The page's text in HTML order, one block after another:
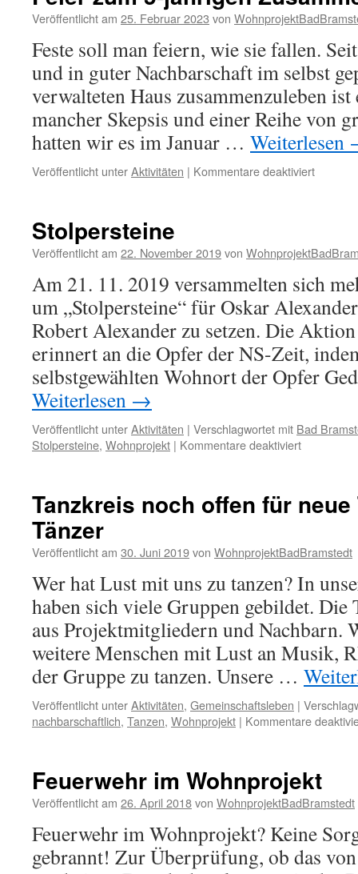
am
08.
2023
Veröffentlicht am 25. Februar 2023 von
Feste soll man feiern, wie sie fallen.
und in guter Nachbarschaft im selbst
verwalteten Haus zusammenzuleben
mancher Skepsis und einer Reihe von
hatten wir es im Januar … Weiterlesen
Veröffentlicht unterAktivitäten | Kommentare deaktiviertfür
Stolpersteine
Veröffentlicht am 22. November 2019von
Am 21. 11. 2019 versammelten sich
um „Stolpersteine“ für Oskar
Robert Alexander zu setzen. Die
erinnert an die Opfer der NS-Zeit,
selbstgewählten Wohnort der Opfer
Weiterlesen →
Veröffentlicht unterAktivitäten | Verschlagwortet mit Bad
Stolpersteine, Wohnprojekt | Kommentare deaktiviertfür
Tanzkreis noch offen für
Tänzer
Veröffentlicht am 30. Juni 2019von WohnprojektBadBramstedt
Wer hat Lust mit uns zu tanzen? In
haben sich viele Gruppen gebildet. Die
aus Projektmitgliedern und Nachbarn.
weitere Menschen mit Lust an Musik,
der Gruppe zu tanzen. Unsere …
Veröffentlicht unterAktivitäten, Gemeinschaftsleben |
nachbarschaftlich, Tanzen, Wohnprojekt | Kommentare
Feuerwehr im Wohnprojekt
Veröffentlicht am 26. April 2018von WohnprojektBadBramstedt
Feuerwehr im Wohnprojekt? Keine
gebrannt! Zur Überprüfung, ob das